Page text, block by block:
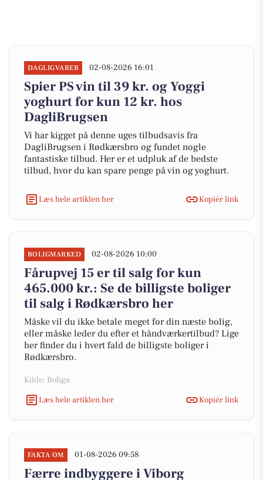
DAGLIGVARER 02-08-2026 16:01
Spier PS vin til 39 kr. og Yoggi
yoghurt for kun 12 kr. hos
DagliBrugsen
Vi har kigget på denne uges tilbudsavis fra
DagliBrugsen i Rødkærsbro og fundet nogle
fantastiske tilbud. Her er et udpluk af de bedste
tilbud, hvor du kan spare penge på vin og yoghurt.
Læs hele artiklen her Kopiér link
BOLIGMARKED 02-08-2026 10:00
Fårupvej 15 er til salg for kun
465.000 kr.: Se de billigste boliger
til salg i Rødkærsbro her
Måske vil du ikke betale meget for din næste bolig,
eller måske leder du efter et håndværkertilbud? Lige
her finder du i hvert fald de billigste boliger i
Rødkærsbro.
Kilde: Boliga
Læs hele artiklen her
Kopiér link
FAKTA OM 01-08-2026 09:58
Færre indbyggere i Viborg